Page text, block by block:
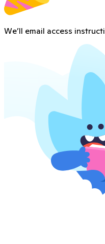
We’ll email access